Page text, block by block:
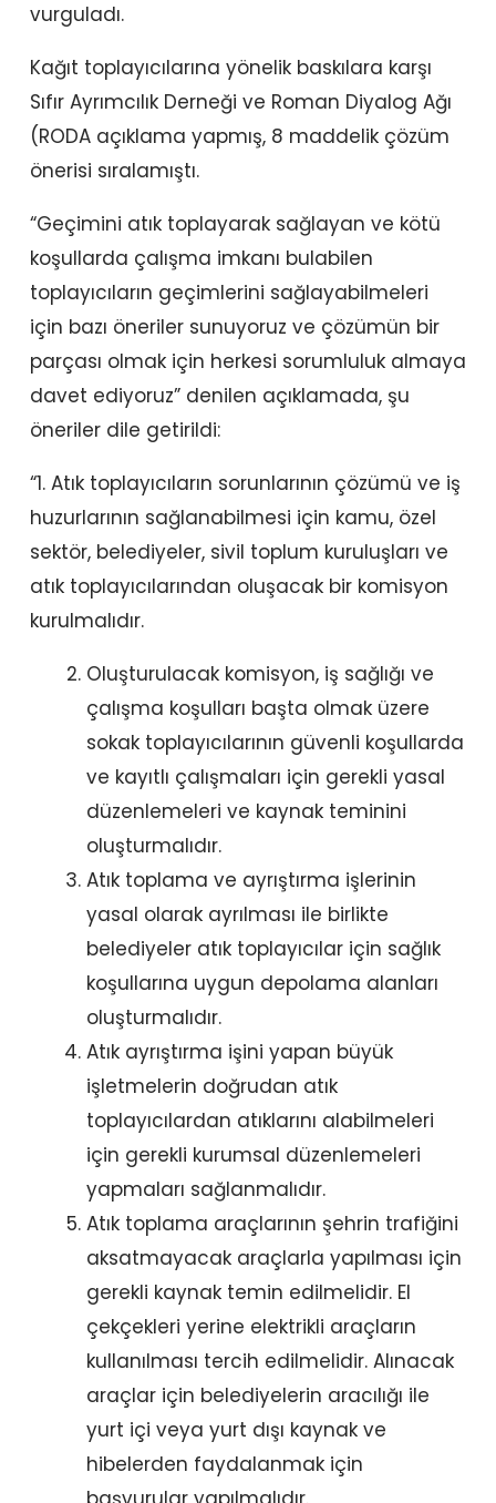
vurguladı.
Kağıt toplayıcılarına yönelik baskılara karşı
Sıfır Ayrımcılık Derneği ve Roman Diyalog Ağı
(RODA açıklama yapmış, 8 maddelik çözüm
önerisi sıralamıştı.
“Geçimini atık toplayarak sağlayan ve kötü
koşullarda çalışma imkanı bulabilen
toplayıcıların geçimlerini sağlayabilmeleri
için bazı öneriler sunuyoruz ve çözümün bir
parçası olmak için herkesi sorumluluk almaya
davet ediyoruz” denilen açıklamada, şu
öneriler dile getirildi:
“1. Atık toplayıcıların sorunlarının çözümü ve iş
huzurlarının sağlanabilmesi için kamu, özel
sektör, belediyeler, sivil toplum kuruluşları ve
atık toplayıcılarından oluşacak bir komisyon
kurulmalıdır.
Oluşturulacak komisyon, iş sağlığı ve
çalışma koşulları başta olmak üzere
sokak toplayıcılarının güvenli koşullarda
ve kayıtlı çalışmaları için gerekli yasal
düzenlemeleri ve kaynak teminini
oluşturmalıdır.
Atık toplama ve ayrıştırma işlerinin
yasal olarak ayrılması ile birlikte
belediyeler atık toplayıcılar için sağlık
koşullarına uygun depolama alanları
oluşturmalıdır.
Atık ayrıştırma işini yapan büyük
işletmelerin doğrudan atık
toplayıcılardan atıklarını alabilmeleri
için gerekli kurumsal düzenlemeleri
yapmaları sağlanmalıdır.
Atık toplama araçlarının şehrin trafiğini
aksatmayacak araçlarla yapılması için
gerekli kaynak temin edilmelidir. El
çekçekleri yerine elektrikli araçların
kullanılması tercih edilmelidir. Alınacak
araçlar için belediyelerin aracılığı ile
yurt içi veya yurt dışı kaynak ve
hibelerden faydalanmak için